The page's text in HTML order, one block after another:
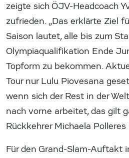
zeigte sich ÖJV-Headcoach
zufrieden. „Das erklärte Ziel
Saison lautet, alle bis zum
Olympiaqualifikation Ende
Topform zu bekommen.
Tour nur Lulu Piovesana
wenn sich der Rest in der
nach vorne arbeitet, das gilt
Rückkehrer Michaela
Für den Grand-Slam-Auftakt